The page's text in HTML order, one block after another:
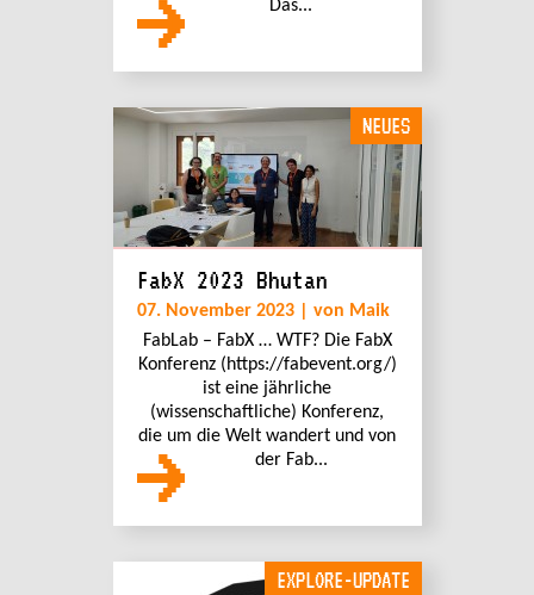
Das...
NEUES
FabX 2023 Bhutan
07. November 2023 | von Maik
FabLab – FabX … WTF? Die FabX
Konferenz (https://fabevent.org/)
ist eine jährliche
(wissenschaftliche) Konferenz,
die um die Welt wandert und von
der Fab...
EXPLORE-UPDATE